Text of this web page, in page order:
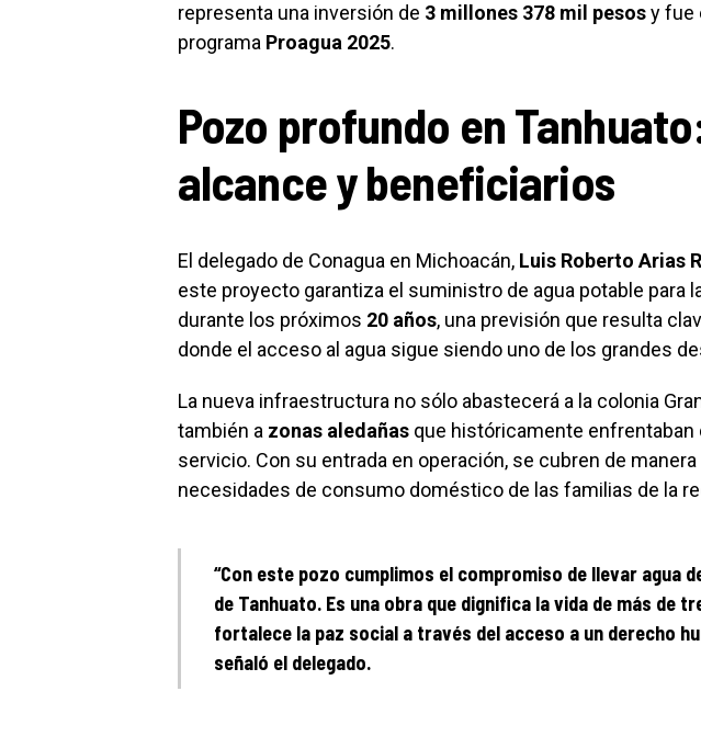
representa una inversión de 3 millones 378 mil pesosy fue
programa Proagua 2025.
Pozo profundo en
alcance y beneficiarios
El delegado de Conagua en Michoacán, Luis Roberto Arias
este proyecto garantiza el suministro de agua potable para
durante los próximos 20 años, una previsión que resulta
donde el acceso al agua sigue siendo uno de los grandes
La nueva infraestructura no sólo abastecerá a la colonia
también a zonas aledañas que históricamente enfrentaban
servicio. Con su entrada en operación, se cubren de
necesidades de consumo doméstico de las familias de la
“Con este pozo cumplimos el compromiso de llevar agua
de Tanhuato. Es una obra que dignifica la vida de más de
fortalece la paz social a través del acceso a un derecho
señaló el delegado.